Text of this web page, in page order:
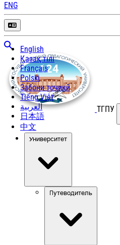
ENG
English
Қазақ тілі
Français
Polski
Забони тоҷикӣ
Tiếng Việt
العربية
日本語
中文
ТГПУ
Университет
Путеводитель